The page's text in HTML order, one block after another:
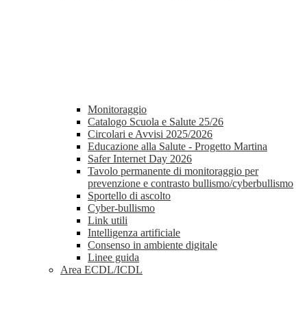
Monitoraggio
Catalogo Scuola e Salute 25/26
Circolari e Avvisi 2025/2026
Educazione alla Salute - Progetto Martina
Safer Internet Day 2026
Tavolo permanente di monitoraggio per
prevenzione e contrasto bullismo/cyberbullismo
Sportello di ascolto
Cyber-bullismo
Link utili
Intelligenza artificiale
Consenso in ambiente digitale
Linee guida
Area ECDL/ICDL